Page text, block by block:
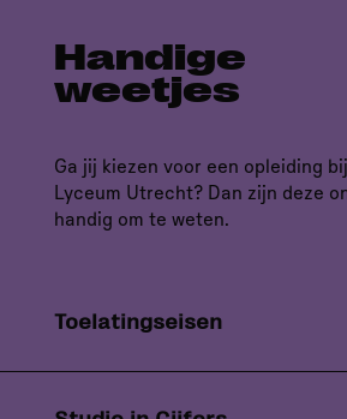
Handige
weetjes
Ga jij kiezen voor een opleiding
Lyceum Utrecht? Dan zijn deze
handig om te weten.
Toelatingseisen